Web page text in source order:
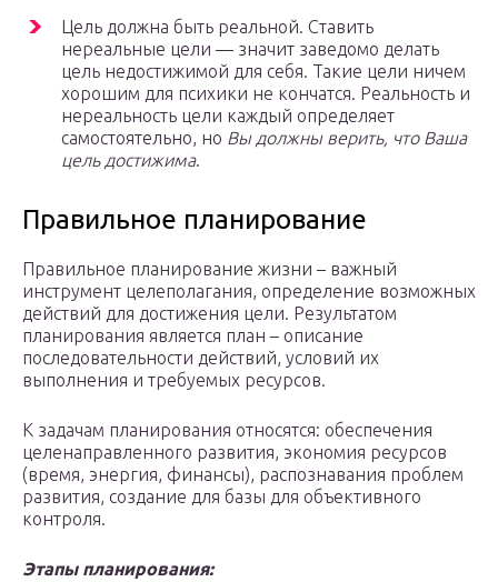
Цель должна быть реальной. Ставить
нереальные цели — значит заведомо делать
цель недостижимой для себя. Такие цели ничем
хорошим для психики не кончатся. Реальность и
нереальность цели каждый определяет
самостоятельно, но Вы должны верить, что Ваша
цель достижима.
Правильное планирование
Правильное планирование жизни – важный
инструмент целеполагания, определение возможных
действий для достижения цели. Результатом
планирования является план – описание
последовательности действий, условий их
выполнения и требуемых ресурсов.
К задачам планирования относятся: обеспечения
целенаправленного развития, экономия ресурсов
(время, энергия, финансы), распознавания проблем
развития, создание для базы для объективного
контроля.
Этапы планирования: